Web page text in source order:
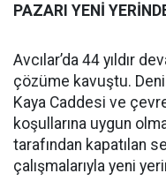
PAZARI YENİ
Avcılar’da 44 yıldır
çözüme kavuştu.
Kaya Caddesi ve
koşullarına uygun
tarafından kapatılan
çalışmalarıyla yeni